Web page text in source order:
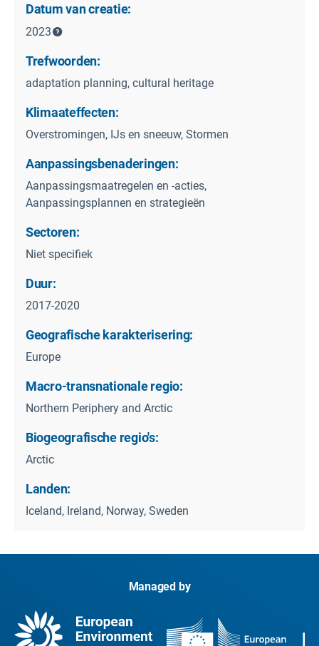
Datum van creatie:
2023
Trefwoorden:
adaptation planning, cultural heritage
Klimaateffecten:
Overstromingen, IJs en sneeuw, Stormen
Aanpassingsbenaderingen:
Aanpassingsmaatregelen en -acties,
Aanpassingsplannen en strategieën
Sectoren:
Niet specifiek
Duur:
2017-2020
Geografische karakterisering:
Europe
Macro-transnationale regio:
Northern Periphery and Arctic
Biogeografische regio's:
Arctic
Landen:
Iceland, Ireland, Norway, Sweden
Managed by